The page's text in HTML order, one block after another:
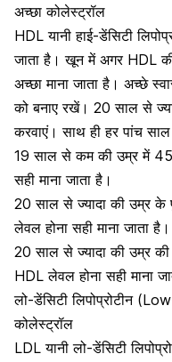
अच्छा कोलेस्ट्रॉल
HDL यानी हाई-डेंसिटी
जाता है। खून में अगर HDL की
अच्छा माना जाता है। अच्छे
को बनाए रखें। 20 साल से
करवाएं। साथ ही हर पांच
19 साल से कम की उम्र में
सही माना जाता है।
20 साल से ज्यादा की उम्र
लेवल होना सही माना जाता है।
20 साल से ज्यादा की उम्र
HDL लेवल होना सही माना
लो-डेंसिटी लिपोप्रोटीन
कोलेस्ट्रॉल
LDL यानी लो-डेंसिटी